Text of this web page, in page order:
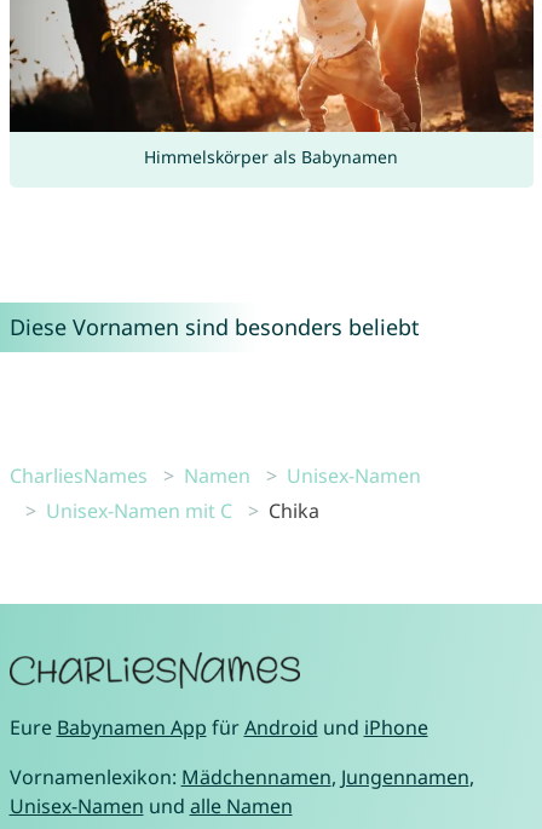
Himmelskörper als Babynamen
Diese Vornamen sind besonders beliebt
CharliesNames Namen
Unisex-Namen
Unisex-Namen mit C
Chika
Eure Babynamen App fürAndroid und iPhone
Vornamenlexikon: Mädchennamen, Jungennamen,
Unisex-Namen und alle Namen